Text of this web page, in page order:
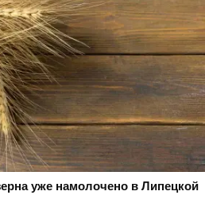
уже намолочено в Липецкой